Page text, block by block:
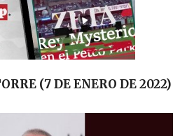
(7 DE ENERO DE 2022)